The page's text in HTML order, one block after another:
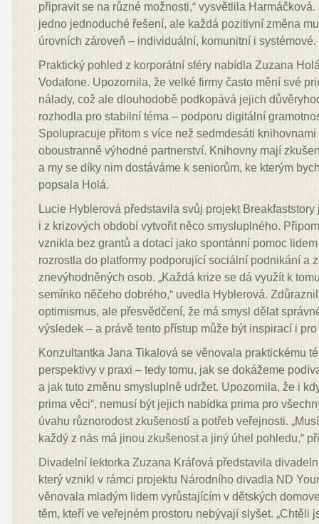
připravit se na různé možnosti,“ vysvětlila
jedno jednoduché řešení, ale každá pozitivní změna
úrovních zároveň – individuální, komunitní i systémové.
Praktický pohled z korporátní sféry nabídla Zuzana
Vodafone. Upozornila, že velké firmy často mění své
nálady, což ale dlouhodobě podkopává jejich
rozhodla pro stabilní téma – podporu digitální
Spolupracuje přitom s více než sedmdesáti knihovnami
oboustranně výhodné partnerství. Knihovny mají
a my se díky nim dostáváme k seniorům, ke kterým
popsala Holá.
Lucie Hyblerová představila svůj projekt
i z krizových období vytvořit něco smysluplného.
vznikla bez grantů a dotací jako spontánní pomoc
rozrostla do platformy podporující sociální podnikání a
znevýhodněných osob. „Každá krize se dá využít k
semínko něčeho dobrého,“ uvedla Hyblerová.
optimismus, ale přesvědčení, že má smysl dělat
výsledek – a právě tento přístup může být inspirací i
Konzultantka Jana Tikalová se věnovala praktickému
perspektivy v praxi – tedy tomu, jak se dokážeme
a jak tuto změnu smysluplně udržet. Upozornila, že i
prima věci“, nemusí být jejich nabídka prima pro
úvahu různorodost zkušeností a potřeb veřejnosti.
každý z nás má jinou zkušenost a jiný úhel pohledu,“
Divadelní lektorka Zuzana Kráľová představila
který vznikl v rámci projektu Národního divadla ND
věnovala mladým lidem vyrůstajícím v dětských
těm, kteří ve veřejném prostoru nebývají slyšet. „Chtěli